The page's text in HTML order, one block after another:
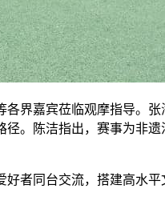
界嘉宾莅临观摩指导。
。陈洁指出，赛事为非
者同台交流，搭建高水